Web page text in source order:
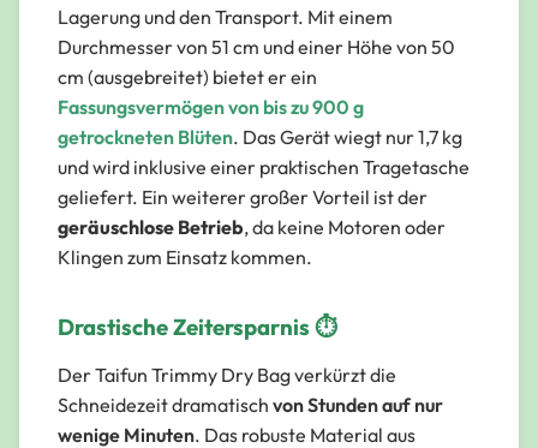
Lagerung und den Transport. Mit einem
Durchmesser von 51 cm und einer Höhe von 50
cm (ausgebreitet) bietet er ein
Fassungsvermögen von bis zu 900 g
getrockneten Blüten. Das Gerät wiegt nur 1,7 kg
und wird inklusive einer praktischen Tragetasche
geliefert. Ein weiterer großer Vorteil ist der
geräuschlose Betrieb, da keine Motoren oder
Klingen zum Einsatz kommen.
Drastische Zeitersparnis ⏱️
Der Taifun Trimmy Dry Bag verkürzt die
Schneidezeit dramatisch von Stunden auf nur
wenige Minuten. Das robuste Material aus